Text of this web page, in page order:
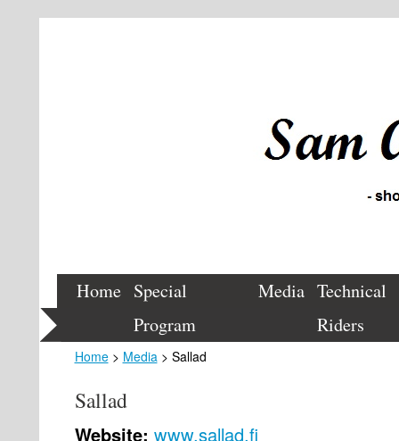
Home Special
Program
Media Technical
Riders
Home> Media> Sallad
Sallad
Website: www.sallad.fi